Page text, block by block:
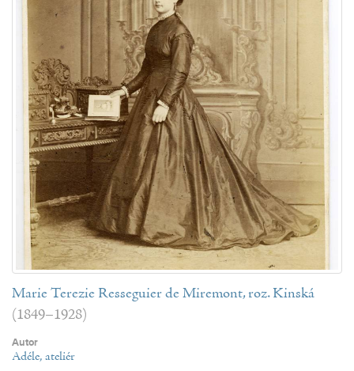
Marie Terezie Resseguier de Miremont, roz. Kinská
(1849–1928)
Autor
Adéle, ateliér